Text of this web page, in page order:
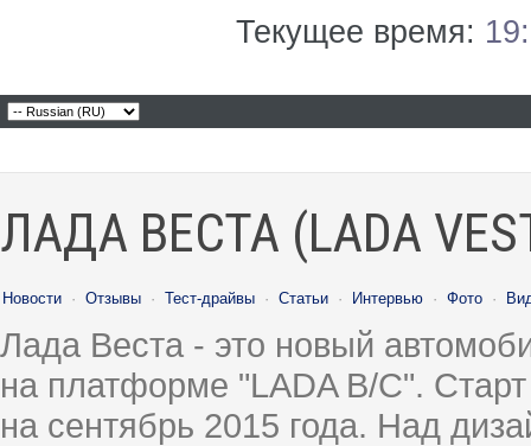
Текущее время:
ЛАДА ВЕСТА (LADA
Новости · Отзывы · Тест-драйвы · Статьи · Интервью · Фото ·
Лада Веста - это новый
на платформе "LADA B/C".
на сентябрь 2015 года. Над